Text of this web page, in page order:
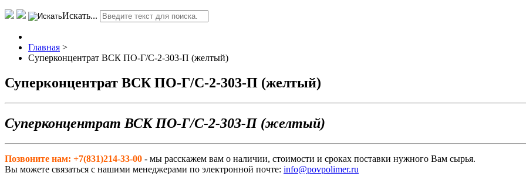
Искать...
Главная >
Суперконцентрат ВСК ПО-Г/С-2-303-П (желтый)
Суперконцентрат ВСК ПО-Г/С-2-303-П (желтый)
Суперконцентрат ВСК ПО-Г/С-2-303-П (желтый)
Позвоните нам: +7(831)214-33-00 - мы расскажем вам о наличии, стоимости и сроках поставки нужного Вам сырья.
Вы можете связаться с нашими менеджерами по электронной почте: info@povpolimer.ru